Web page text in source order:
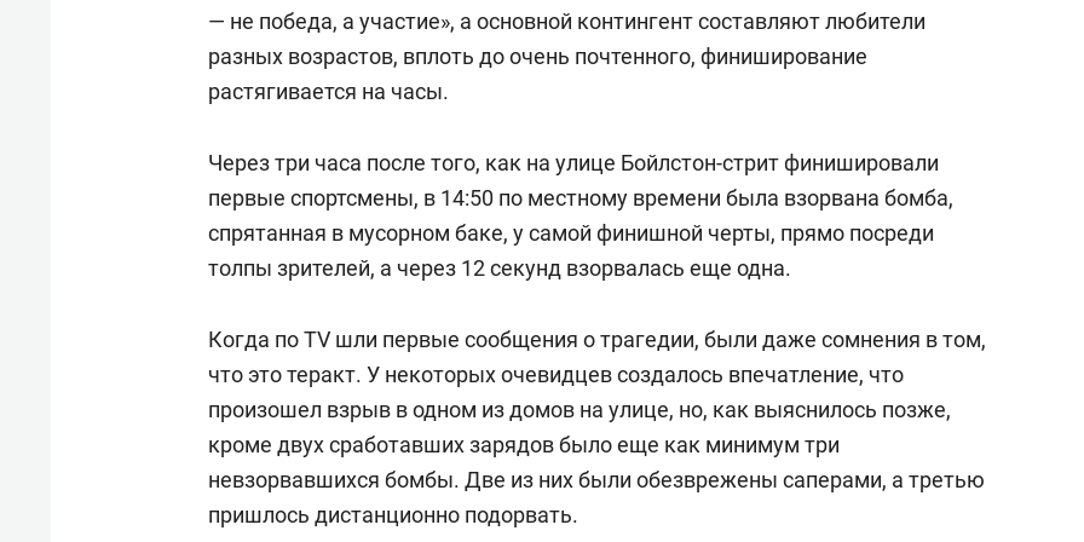
— не победа, а участие», а основной контингент составляют любители
разных возрастов, вплоть до очень почтенного, финиширование
растягивается на часы.
Через три часа после того, как на улице Бойлстон-стрит финишировали
первые спортсмены, в 14:50 по местному времени была взорвана бомба,
спрятанная в мусорном баке, у самой финишной черты, прямо посреди
толпы зрителей, а через 12 секунд взорвалась еще одна.
Когда по ТV шли первые сообщения о трагедии, были даже сомнения в том,
что это теракт. У некоторых очевидцев создалось впечатление, что
произошел взрыв в одном из домов на улице, но, как выяснилось позже,
кроме двух сработавших зарядов было еще как минимум три
невзорвавшихся бомбы. Две из них были обезврежены саперами, а третью
пришлось дистанционно подорвать.
свою сверхнагрузку
для меня это